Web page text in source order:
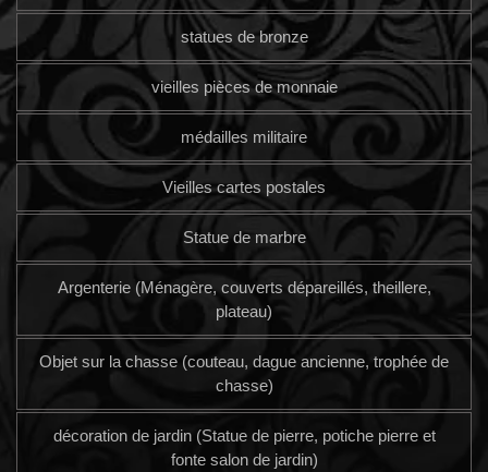
statues de bronze
vieilles pièces de monnaie
médailles militaire
Vieilles cartes postales
Statue de marbre
Argenterie (Ménagère, couverts dépareillés, theillere,
plateau)
Objet sur la chasse (couteau, dague ancienne, trophée de
chasse)
décoration de jardin (Statue de pierre, potiche pierre et
fonte salon de jardin)